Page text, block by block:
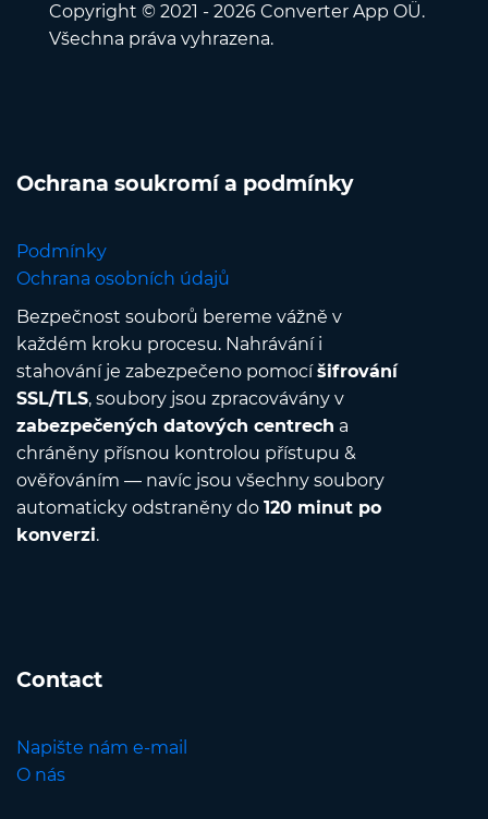
Copyright © 2021 - 2026 Converter App OÜ.
Všechna práva vyhrazena.
Ochrana soukromí a podmínky
Podmínky
Ochrana osobních údajů
Bezpečnost souborů bereme vážně v
každém kroku procesu. Nahrávání i
stahování je zabezpečeno pomocíšifrování
SSL/TLS, soubory jsou zpracovávány v
zabezpečených datových centrech a
chráněny přísnou kontrolou přístupu &
ověřováním — navíc jsou všechny soubory
automaticky odstraněny do 120 minut po
konverzi.
Contact
Napište nám e-mail
O nás